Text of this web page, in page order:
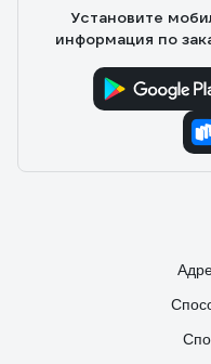
Установите
информация по